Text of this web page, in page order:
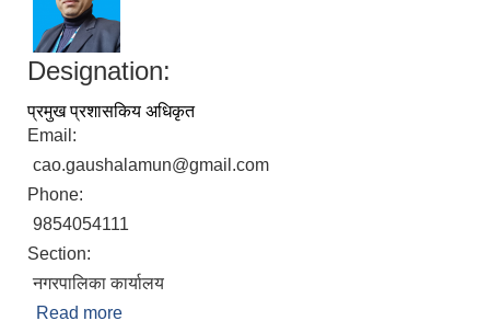
Designation:
प्रमुख प्रशासकिय अधिकृत
Email:
cao.gaushalamun@gmail.com
Phone:
9854054111
Section:
नगरपालिका कार्यालय
Read more